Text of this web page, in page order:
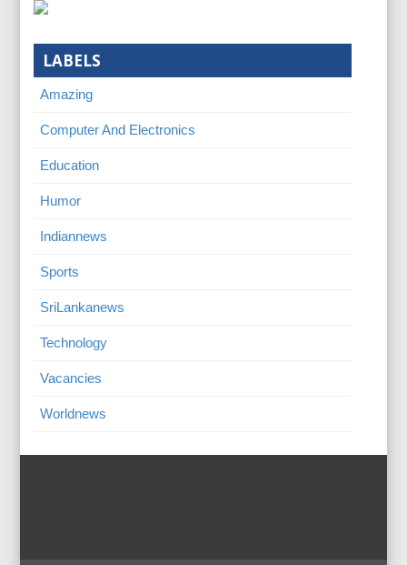
LABELS
Amazing
Computer And Electronics
Education
Humor
Indiannews
Sports
SriLankanews
Technology
Vacancies
Worldnews